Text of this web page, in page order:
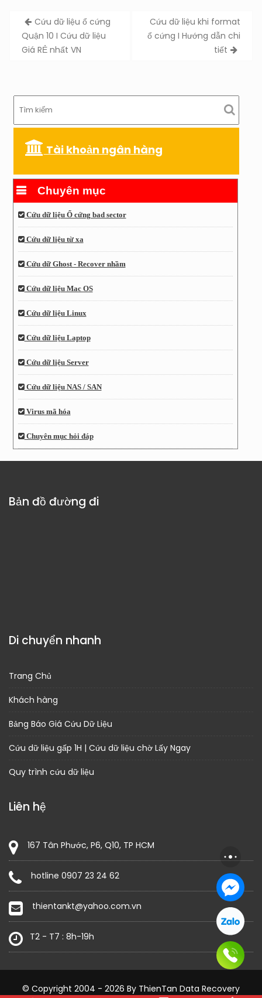
Post
navigation
Cứu dữ liệu ổ cứng
Quận 10 I Cứu dữ liệu
Giá RẺ nhất VN
Cứu dữ liệu khi format
ổ cứng I Hướng dẫn chi
tiết
Tài khoản ngân hàng
Chuyên mục
Cứu dữ liệu Ổ cứng bad sector
Cứu dữ liệu từ xa
Cứu dữ Ghost - Recover nhầm
Cứu dữ liệu Mac OS
Cứu dữ liệu Linux
Cứu dữ liệu Laptop
Cứu dữ liệu Server
Cứu dữ liệu NAS / SAN
Virus mã hóa
Chuyên mục hỏi đáp
Bản đồ đường đi
Di chuyển nhanh
Trang Chủ
Khách hàng
Bảng Báo Giá Cứu Dữ Liệu
Cứu dữ liệu gấp 1H | Cứu dữ liệu chờ Lấy Ngay
Quy trình cứu dữ liệu
Liên hệ
167 Tân Phước, P6, Q10, TP HCM
hotline 0907 23 24 62
thientankt@yahoo.com.vn
T2 - T7 : 8h-19h
© Copyright 2004 - 2026 By ThienTan Data Recovery